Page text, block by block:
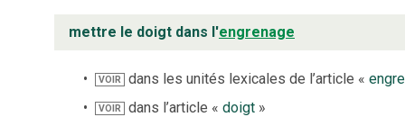
mettre le doigt dans l'engrenage
VOIR dans les unités lexicales de l’article «
VOIR dans l’article «doigt »